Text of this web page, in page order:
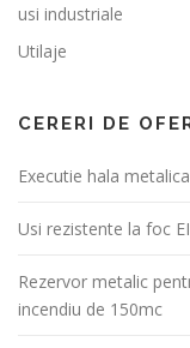
usi industriale
Utilaje
CERERI DE
Executie hala
Usi rezistente la foc
Rezervor metalic
incendiu de 150mc